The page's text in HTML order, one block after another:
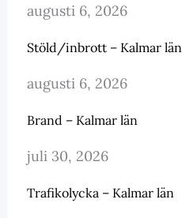
augusti 6, 2026
Stöld/inbrott – Kalmar län
augusti 6, 2026
Brand – Kalmar län
juli 30, 2026
Trafikolycka – Kalmar län